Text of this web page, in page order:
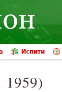
Испити
1959)